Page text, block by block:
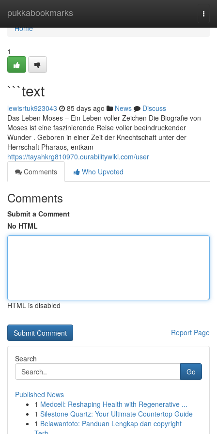
pukkabookmarks
Home
Home
1
```text
lewisrtuk923043 85 days ago News
Discuss
Das Leben Moses – Ein Leben voller Zeichen Die Biografie von
Moses ist eine faszinierende Reise voller beeindruckender
Wunder . Geboren in einer Zeit der Knechtschaft unter der
Herrschaft Pharaos, entkam
https://tayahkrg810970.ourabilitywiki.com/user
Comments
Who Upvoted
Comments
Submit a Comment
No HTML
HTML is disabled
Report Page
Search
Go
Published News
1 Medcell: Reshaping Health with Regenerative ...
1 Silestone Quartz: Your Ultimate Countertop Guide
1 Belawantoto: Panduan Lengkap dan copyright